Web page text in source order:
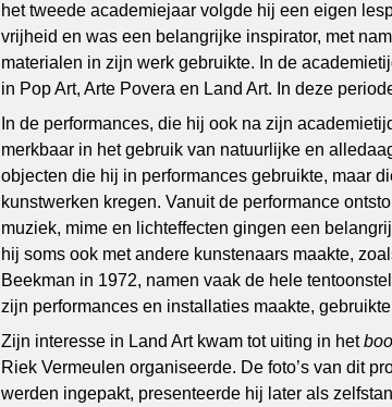
het tweede academiejaar volgde hij een eigen
vrijheid en was een belangrijke inspirator, met
materialen in zijn werk gebruikte. In de
in Pop Art, Arte Povera en Land Art. In deze
In de performances, die hij ook na zijn
merkbaar in het gebruik van natuurlijke en
objecten die hij in performances gebruikte, maar
kunstwerken kregen. Vanuit de performance
muziek, mime en lichteffecten gingen een
hij soms ook met andere kunstenaars maakte,
Beekman in 1972, namen vaak de hele
zijn performances en installaties maakte,
Zijn interesse in Land Art kwam tot uiting in het
Riek Vermeulen organiseerde. De foto’s van dit
werden ingepakt, presenteerde hij later als